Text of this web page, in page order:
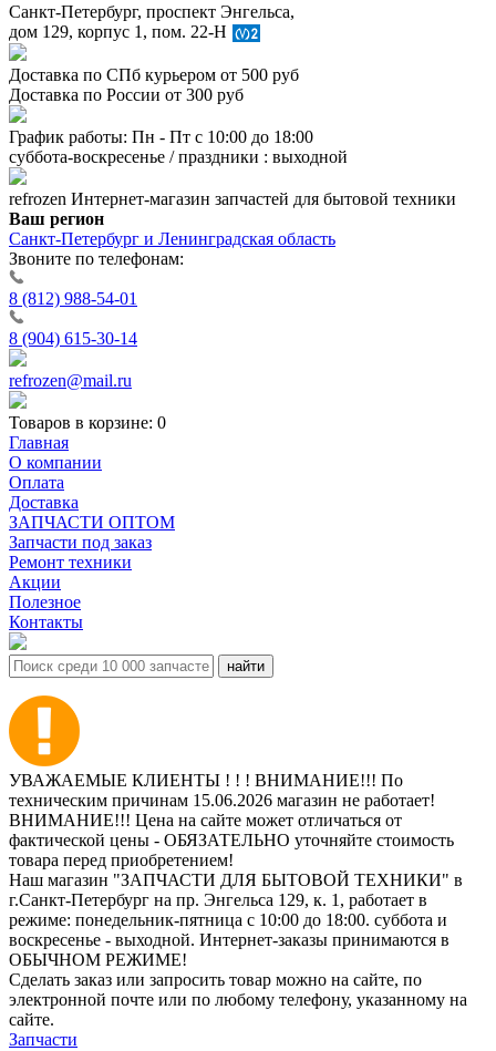
Санкт-Петербург, проспект Энгельса,
дом 129, корпус 1, пом. 22-Н
Доставка по СПб курьером от 500 руб
Доставка по России от 300 руб
График работы: Пн - Пт с 10:00 до 18:00
суббота-воскресенье / праздники : выходной
refrozen Интернет-магазин запчастей для бытовой техники
Ваш регион
Санкт-Петербург и Ленинградская область
Звоните по телефонам:
8 (812) 988-54-01
8 (904) 615-30-14
refrozen@mail.ru
Товаров в корзине: 0
Главная
О компании
Оплата
Доставка
ЗАПЧАСТИ ОПТОМ
Запчасти под заказ
Ремонт техники
Акции
Полезное
Контакты
УВАЖАЕМЫЕ КЛИЕНТЫ ! ! ! ВНИМАНИЕ!!! По
техническим причинам 15.06.2026 магазин не работает!
ВНИМАНИЕ!!! Цена на сайте может отличаться от
фактической цены - ОБЯЗАТЕЛЬНО уточняйте стоимость
товара перед приобретением!
Наш магазин "ЗАПЧАСТИ ДЛЯ БЫТОВОЙ ТЕХНИКИ" в
г.Санкт-Петербург на пр. Энгельса 129, к. 1, работает в
режиме: понедельник-пятница с 10:00 до 18:00. суббота и
воскресенье - выходной. Интернет-заказы принимаются в
ОБЫЧНОМ РЕЖИМЕ!
Сделать заказ или запросить товар можно на сайте, по
электронной почте или по любому телефону, указанному на
сайте.
Запчасти